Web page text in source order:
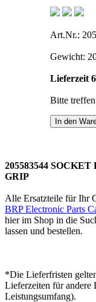
Art.Nr.:
Gewicht:
Lieferzeit
Bitte
205583544
GRIP
Alle Ersatzteile für Ihr
BRP Electronic Parts
hier im Shop in die
lassen und bestellen.
*Die Lieferfristen
Lieferzeiten für andere
Leistungsumfang).